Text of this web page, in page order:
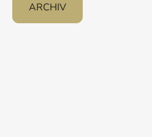
ARCHIV